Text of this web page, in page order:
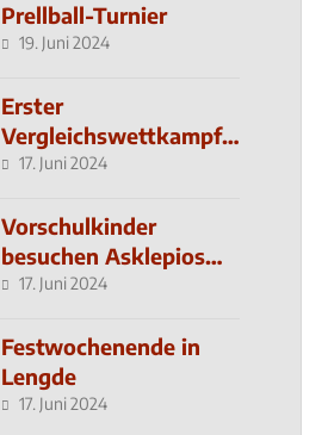
Prellball-Turnier
19. Juni 2024
Erster
Vergleichswettkampf
seit 2019
17. Juni 2024
Vorschulkinder
besuchen Asklepios
Klinik
17. Juni 2024
Festwochenende in
Lengde
17. Juni 2024